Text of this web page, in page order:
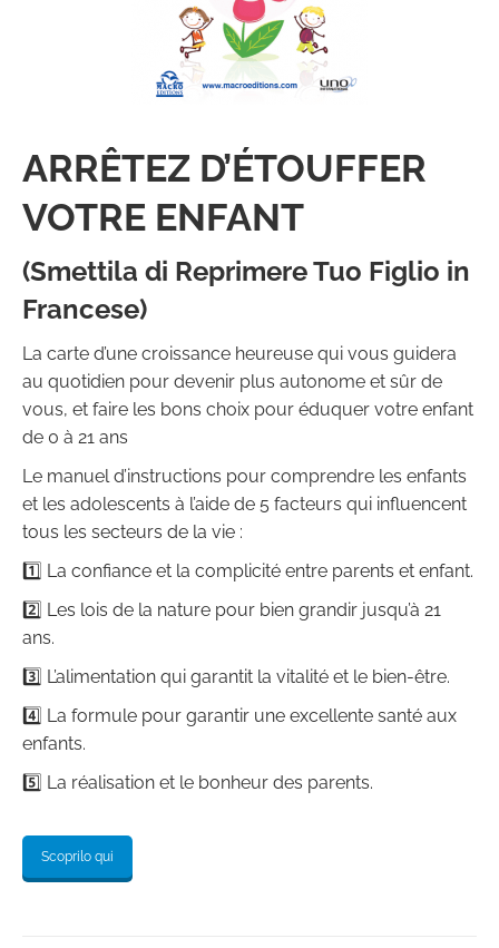
ARRÊTEZ D’ÉTOUFFER
VOTRE ENFANT
(Smettila di Reprimere Tuo Figlio in
Francese)
La carte d’une croissance heureuse qui vous guidera
au quotidien pour devenir plus autonome et sûr de
vous, et faire les bons choix pour éduquer votre enfant
de 0 à 21 ans
Le manuel d’instructions pour comprendre les enfants
et les adolescents à l’aide de 5 facteurs qui influencent
tous les secteurs de la vie :
1️⃣ La confiance et la complicité entre parents et enfant.
2️⃣ Les lois de la nature pour bien grandir jusqu’à 21
ans.
3️⃣ L’alimentation qui garantit la vitalité et le bien-être.
4️⃣ La formule pour garantir une excellente santé aux
enfants.
5️⃣ La réalisation et le bonheur des parents.
Scoprilo qui